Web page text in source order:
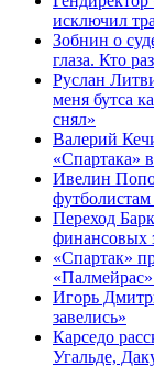
исключил
Зобнин о
глаза. Кто
Руслан
меня бутса
снял»
Валерий
«Спартака»
Ивелин
футболистам
Переход
финансовых
«Спартак»
Игорь
завелись»
Карседо
Угальде,